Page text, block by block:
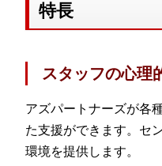
特長
スタッフの心理
アズパートナーズが各
た支援ができます。セ
環境を提供します。